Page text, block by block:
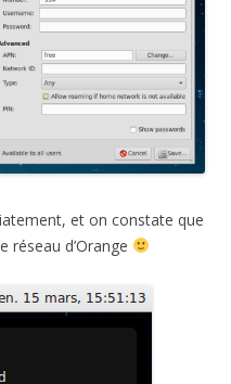
et on constate que
réseau d’Orange